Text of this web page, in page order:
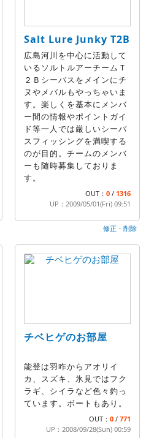
Salt Lure Junky T2B
広島河川を中心に活動して
いるソルトルアーチームＴ
２Ｂシーバスをメインにチ
ヌやメバルもやっちゃいま
す。楽しくを基本にメンバ
ー間の情報やポイントガイ
ド等一人では厳しいシーバ
スフィッシングを満喫する
のが目的。チームのメンバ
ーも随時募集しておりま
す。
OUT： 0 / 1316
UP：2009/05/01(Fri) 09:51
修正・削除
チベヒゲのお部屋
能登は羽咋からアオリイ
カ、スズキ、氷見ではフク
ラギ、シイラなど色々釣っ
ています。ボートもあり。
OUT： 0 / 771
UP：2008/09/28(Sun) 00:59